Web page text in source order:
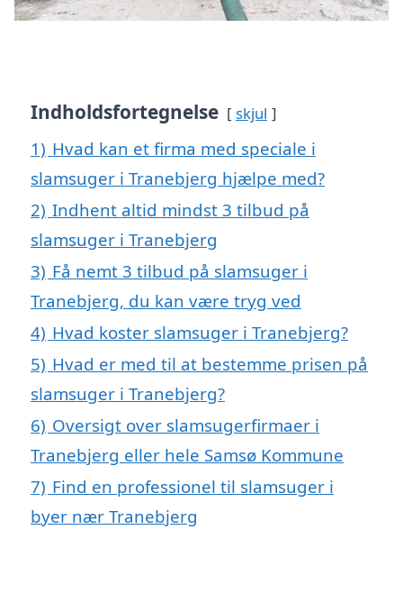
Indholdsfortegnelse skjul
1) Hvad kan et firma med speciale i
slamsuger i Tranebjerg hjælpe med?
2) Indhent altid mindst 3 tilbud på
slamsuger i Tranebjerg
3) Få nemt 3 tilbud på slamsuger i
Tranebjerg, du kan være tryg ved
4) Hvad koster slamsuger i Tranebjerg?
5) Hvad er med til at bestemme prisen på
slamsuger i Tranebjerg?
6) Oversigt over slamsugerfirmaer i
Tranebjerg eller hele Samsø Kommune
7) Find en professionel til slamsuger i
byer nær Tranebjerg